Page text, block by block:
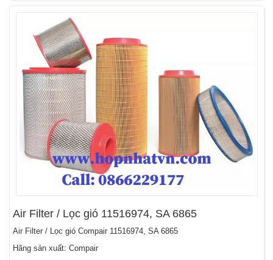
Air Filter / Lọc gió 11516974, SA 6865
Air Filter / Lọc gió Compair 11516974, SA 6865
Hãng sản xuất: Compair